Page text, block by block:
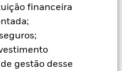
financeira
gestão desse
O Fundo pode
sujeitos a requisitos
os investidores devem
da análise de ASG do
Essa análise de ASG
dos investimentos do